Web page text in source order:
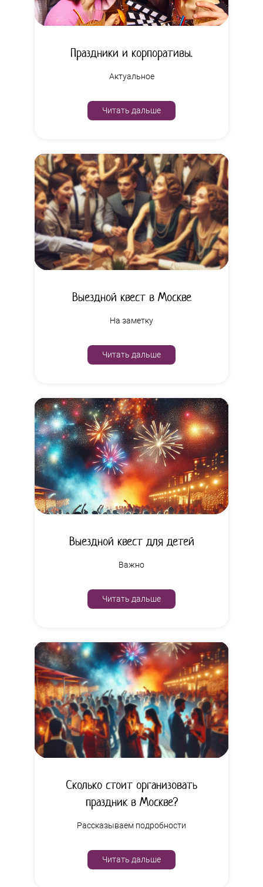
Праздники и корпоративы.
Актуальное
Читать дальше
Выездной квест в Москве
На заметку
Читать дальше
Выездной квест для детей
Важно
Читать дальше
Сколько стоит организовать
праздник в Москве?
Рассказываем подробности
Читать дальше